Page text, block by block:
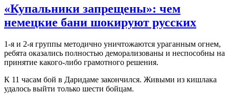
«Купальники запрещены»: чем
немецкие бани шокируют русских
1-я и 2-я группы методично уничтожаются ураганным огнем,
ребята оказались полностью деморализованы и неспособны на
принятие какого-либо грамотного решения.
К 11 часам бой в Даридаме закончился. Живыми из кишлака
удалось выйти только шести бойцам.